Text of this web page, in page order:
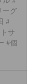
ーグ
#
サ
#個